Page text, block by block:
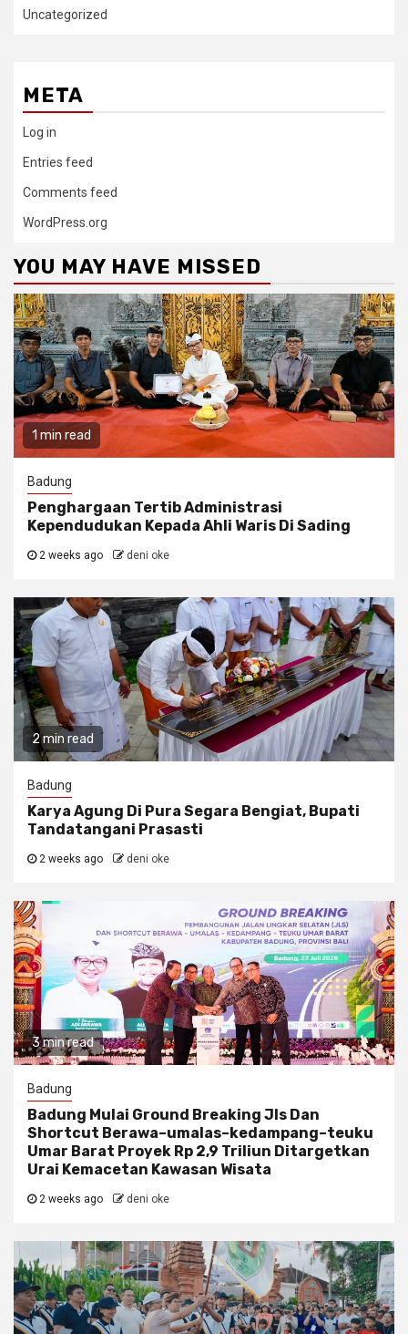
Uncategorized
META
Log in
Entries feed
Comments feed
WordPress.org
YOU MAY HAVE MISSED
1 min read
Badung
Penghargaan Tertib Administrasi
Kependudukan Kepada Ahli Waris Di Sading
2 weeks ago deni oke
2 min read
Badung
Karya Agung Di Pura Segara Bengiat, Bupati
Tandatangani Prasasti
2 weeks ago deni oke
3 min read
Badung
Badung Mulai Ground Breaking Jls Dan
Shortcut Berawa–umalas–kedampang–teuku
Umar Barat Proyek Rp 2,9 Triliun Ditargetkan
Urai Kemacetan Kawasan Wisata
2 weeks ago deni oke